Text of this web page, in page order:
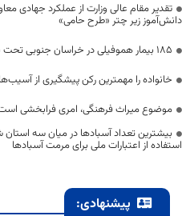
دانش‌آموز زیر چتر «طرح حامی»
۱۸۵ بیمار هموفیلی در خراسان جنوبی تحت پوشش خدمات بیمه سلامت قرار دارند
خانواده را مهمترین رکن پیشگیری از
موضوع میراث فرهنگی، امری فرابخشی
بیشترین تعداد آسبادها در میان سه
استفاده از اعتبارات ملی برای مرمت آسبادها
پیشنهادی: